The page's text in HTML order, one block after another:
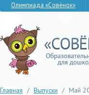
Олимпиада «Совёнок»
Главная / Выпуски / Май